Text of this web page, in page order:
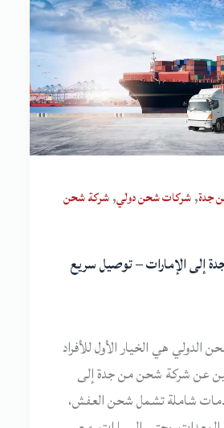
جدة,شركات شحن دولي,شركة شحن
إلى الإمارات – توصيل سريع
الدولي هي الخيار الأول للأفراد
عن شركة شحن من جدة إلى
شاملة تشمل شحن العفش،